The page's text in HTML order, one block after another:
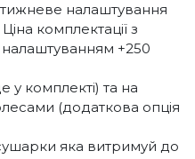
налаштування
комплектації з
+250
у комплекті) та на
(додаткова опція
яка витримуй до